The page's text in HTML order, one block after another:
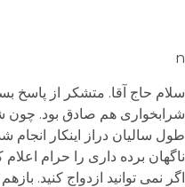
n
سلام حاج آقا. متشکر از پاسخ
شرابخواری هم صادق بود. چون
طول سالیان دراز اینکار
ناگهان برده داری را حرام
اگر نمی توانید ازدواج کنید.